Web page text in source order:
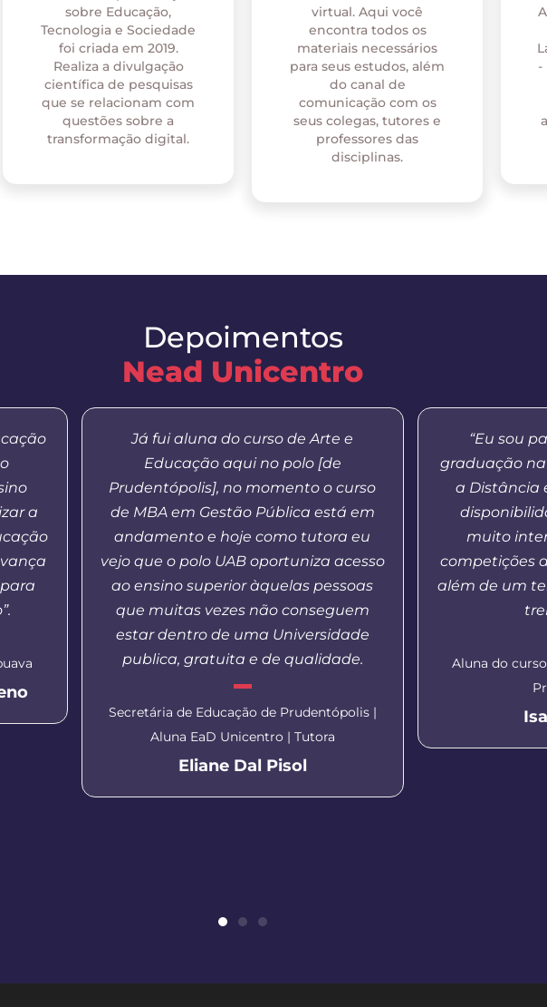
sobre Educação,
Tecnologia e Sociedade
foi criada em 2019.
Realiza a divulgação
científica de pesquisas
que se relacionam com
questões sobre a
transformação digital.
virtual. Aqui você
encontra todos os
materiais necessários
para seus estudos, além
do canal de
comunicação com os
seus colegas, tutores e
professores das
disciplinas.
-
Depoimentos
Nead Unicentro
a
Já fui aluna do curso de Arte e
Educação aqui no polo [de
Prudentópolis], no momento o curso
de MBA em Gestão Pública está em
andamento e hoje como tutora eu
vejo que o polo UAB oportuniza acesso
ao ensino superior àquelas pessoas
que muitas vezes não conseguem
estar dentro de uma Universidade
publica, gratuita e de qualidade.
Secretária de Educação de Prudentópolis |
Aluna EaD Unicentro | Tutora
Eliane Dal Pisol
“Eu sou
graduação
a Distância
muito
competições
além de um
Aluna do